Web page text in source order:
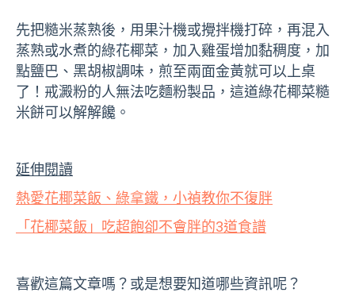
先把糙米蒸熟後，用果汁機或攪拌機打碎，再混入
蒸熟或水煮的綠花椰菜，加入雞蛋增加黏稠度，加
點鹽巴、黑胡椒調味，煎至兩面金黃就可以上桌
了！戒澱粉的人無法吃麵粉製品，這道綠花椰菜糙
米餅可以解解饞。
延伸閱讀
熱愛花椰菜飯、綠拿鐵，小禎教你不復胖
「花椰菜飯」吃超飽卻不會胖的3道食譜
喜歡這篇文章嗎？或是想要知道哪些資訊呢？